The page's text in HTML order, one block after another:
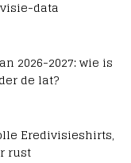
data
2026-2027: wie is
de lat?
Eredivisieshirts,
rust